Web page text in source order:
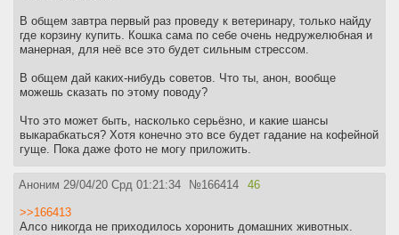
В общем завтра первый раз проведу к ветеринару, только найду
где корзину купить. Кошка сама по себе очень недружелюбная и
манерная, для неё все это будет сильным стрессом.
В общем дай каких-нибудь советов. Что ты, анон, вообще
можешь сказать по этому поводу?
Что это может быть, насколько серьёзно, и какие шансы
выкарабкаться? Хотя конечно это все будет гадание на кофейной
гуще. Пока даже фото не могу приложить.
Аноним 29/04/20 Срд 01:21:34 №166414 46
>>166413
Алсо никогда не приходилось хоронить домашних животных.